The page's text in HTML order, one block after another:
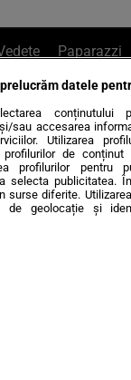
Paparazzi
trimite
STYLE
datele
conținutului
sau accesarea
Utilizarea
de conținut
profilurilor pentru
selecta publicitatea.
surse diferite.
de geolocație și